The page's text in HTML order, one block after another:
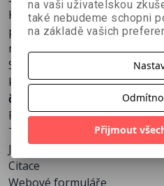
Kniha by vás měla vybavit
potřebné k tomu, abyste
na webových standardech ve
S její pomocí budete schopni
kódu a stylu.
část I – Plné využití
Práce se seznamy
Tvorba nadpisů
Jsou tabulky nástrojem
Citace
Webové formuláře
na vaši uživatelskou
také nebudeme schopni
na základě vašich
Přijmout